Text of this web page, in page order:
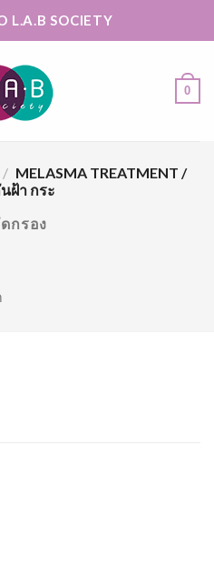
L.A.B SOCIETY
0
/ MELASMA TREATMENT /
ฝ้า กระ
กรอง